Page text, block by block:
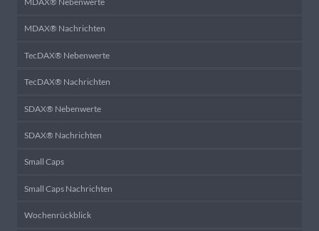
MDAX® Nachrichten
TecDAX® Nebenwerte
TecDAX® Nachrichten
SDAX® Nebenwerte
SDAX® Nachrichten
Small Caps
Small Caps Nachrichten
Wochenrückblick